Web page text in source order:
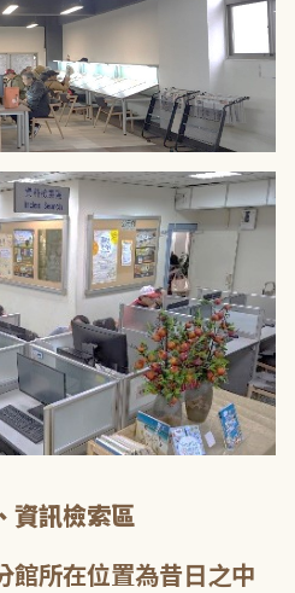
資訊檢索區
館所在位置為昔日之中